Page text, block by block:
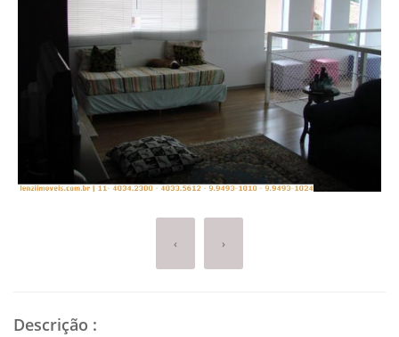
‹ ›
Descrição :